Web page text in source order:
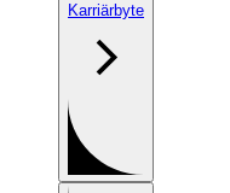
Karriärbyte